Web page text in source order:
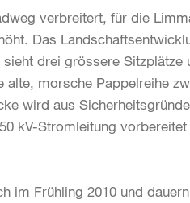
verbreitert, für die
Das
drei grössere Sitzplätze
alte, morsche Pappelreihe
wird aus
kV-Stromleitung
im Frühling 2010 und